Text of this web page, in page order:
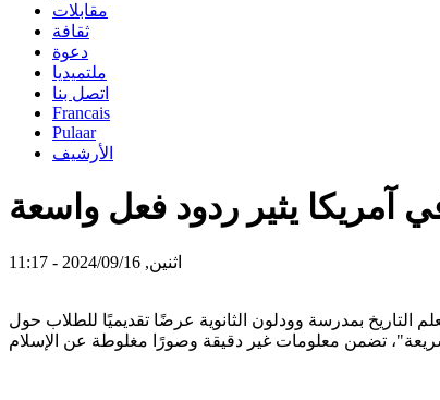
مقابلات
ثقافة
دعوة
ملتميديا
اتصل بنا
Francais
Pulaar
الأرشيف
يثير ردود فعل واسعة
اثنين, 2024/09/16 - 11:17
التاريخ بمدرسة وودلون الثانوية عرضًا تقديميًا للطلاب حول